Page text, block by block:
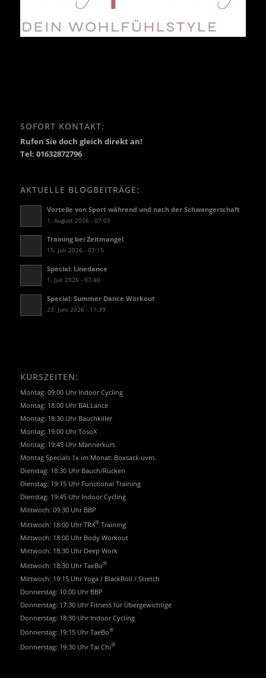
SOFORT KONTAKT:
Rufen Sie doch gleich direkt an!
Tel: 01632872796
AKTUELLE BLOGBEITRÄGE:
Vorteile von Sport während und nach der Schwangerschaft
1. August 2026 - 07:03
Training bei Zeitmangel
15. Juli 2026 - 07:15
Special: Linedance
1. Juli 2026 - 07:40
Special: Summer Dance Workout
23. Juni 2026 - 11:39
KURSZEITEN:
Montag: 09:00 Uhr Indoor Cycling
Montag: 18:00 Uhr BALLance
Montag: 18:30 Uhr Bauchkiller
Montag: 19:00 Uhr TosoX
Montag: 19:45 Uhr Männerkurs
Montag Specials 1x im Monat: Boxsack uvm.
Dienstag: 18:30 Uhr Bauch/Rücken
Dienstag: 19:15 Uhr Functional Training
Dienstag: 19:45 Uhr Indoor Cycling
Mittwoch: 09:30 Uhr BBP
Mittwoch: 18:00 Uhr TRX®Training
Mittwoch: 18:00 Uhr Body Workout
Mittwoch: 18:30 Uhr Deep Work
Mittwoch: 18:30 Uhr TaeBo®
Mittwoch: 19:15 Uhr Yoga / BlackRoll / Stretch
Donnerstag: 10:00 Uhr BBP
Donnerstag: 17:30 Uhr Fitness für Übergewichtige
Donnerstag: 18:30 Uhr Indoor Cycling
Donnerstag: 19:15 Uhr TaeBo®
Donnerstag: 19:30 Uhr Tai Chi®